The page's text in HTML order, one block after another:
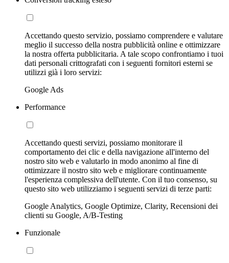
Accettando questo servizio, possiamo comprendere e valutare
meglio il successo della nostra pubblicità online e ottimizzare
la nostra offerta pubblicitaria. A tale scopo confrontiamo i tuoi
dati personali crittografati con i seguenti fornitori esterni se
utilizzi già i loro servizi:
Google Ads
Performance
Accettando questi servizi, possiamo monitorare il
comportamento dei clic e della navigazione all'interno del
nostro sito web e valutarlo in modo anonimo al fine di
ottimizzare il nostro sito web e migliorare continuamente
l'esperienza complessiva dell'utente. Con il tuo consenso, su
questo sito web utilizziamo i seguenti servizi di terze parti:
Google Analytics, Google Optimize, Clarity, Recensioni dei
clienti su Google, A/B-Testing
Funzionale